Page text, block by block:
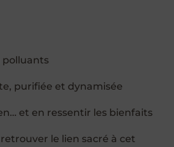
polluants
purifiée et dynamisée
et en ressentir les bienfaits
le lien sacré à cet